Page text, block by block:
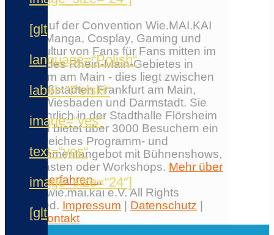
[glt
language=“Polish“
label=“Polski“
image=“yes“
text=“yes“
image_size=“24″]
[glt
Erlebe auf der Convention Wie.MAI.KAI
Anime, Manga, Cosplay, Gaming und
Japankultur von Fans für Fans mitten im
Herzen des Rhein-Main-Gebietes in
Flörsheim am Main - dies liegt zwischen
den Großstädten Frankfurt am Main,
Mainz, Wiesbaden und Darmstadt. Sie
findet jährlich in der Stadthalle Flörsheim
statt und bietet über 3000 Besuchern ein
umfangreiches Programm- und
Entertainmentangebot mit Bühnenshows,
Ehrengästen oder Workshops. Mehr über
die Con erfahren...
© 2026 wie.mai.kai e.V. All Rights
Reserved. Impressum Datenschutz
|Kontakt